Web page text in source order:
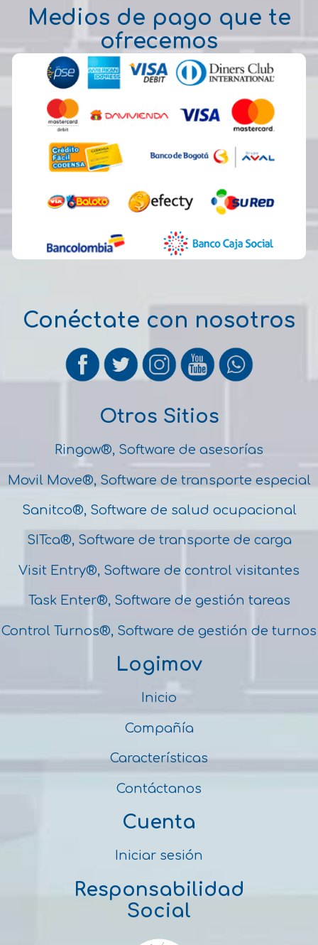
Medios de pago que te
ofrecemos
Conéctate con nosotros
Otros Sitios
Ringow®, Software de asesorías
Movil Move®, Software de transporte especial
Sanitco®, Software de salud ocupacional
SITca®, Software de transporte de carga
Visit Entry®, Software de control visitantes
Task Enter®, Software de gestión tareas
Control Turnos®, Software de gestión de turnos
Logimov
Inicio
Compañía
Características
Contáctanos
Cuenta
Iniciar sesión
Responsabilidad
Social